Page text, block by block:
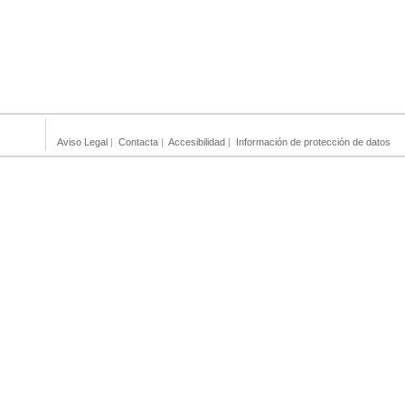
Aviso Legal | Contacta | Accesibilidad | Información de protección de datos